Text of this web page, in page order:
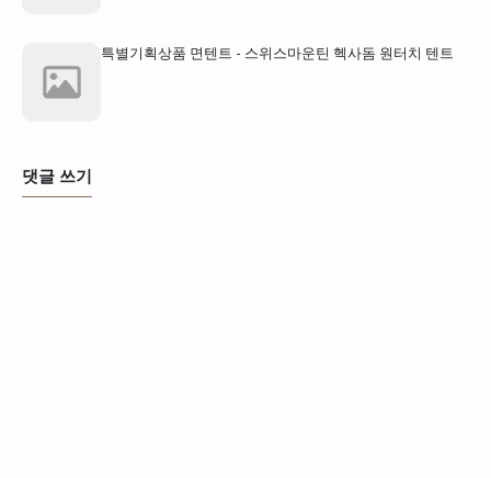
특별기획상품 면텐트 - 스위스마운틴 헥사돔 원터치 텐트
댓글 쓰기